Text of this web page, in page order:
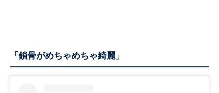
「鎖骨がめちゃめちゃ綺麗」